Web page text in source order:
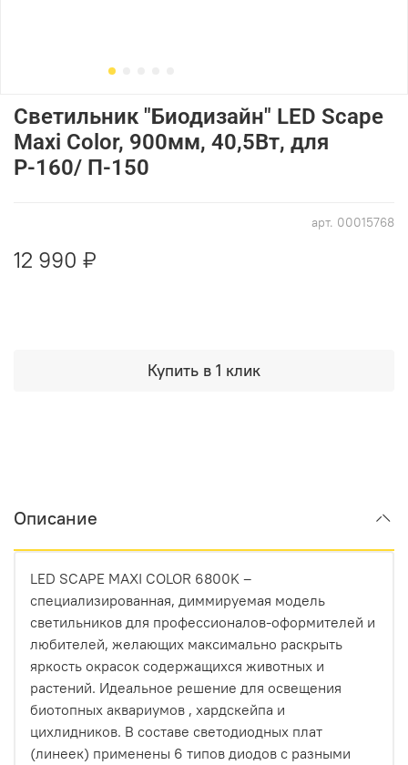
арт. 00015768
Светильник "Биодизайн" LED Scape
Maxi Color, 900мм, 40,5Вт, для
Р-160/ П-150
12 990 ₽
Купить в 1 клик
Описание
LED SCAPE MAXI COLOR 6800K –
специализированная, диммируемая модель
светильников для профессионалов-оформителей и
любителей, желающих максимально раскрыть
яркость окрасок содержащихся животных и
растений. Идеальное решение для освещения
биотопных аквариумов , хардскейпа и
цихлидников. В составе светодиодных плат
(линеек) применены 6 типов диодов с разными